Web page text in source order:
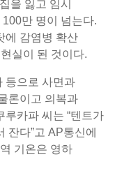
을 잃고 임시
만 명이 넘는다.
에 감염병 확산
실이 된 것이다.
등으로 사면과
론이고 의복과
카파 씨는 “텐트가
잔다”고 AP통신에
기온은 영하